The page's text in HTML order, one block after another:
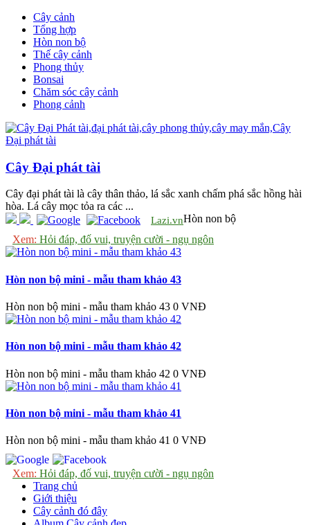
Cây cảnh
Tổng hợp
Hòn non bộ
Thế cây cảnh
Phong thủy
Bonsai
Chăm sóc cây cảnh
Phong cảnh
Cây Đại phát tài
Cây đại phát tài là cây thân thảo, lá sắc xanh chấm phá sắc hồng hài
hòa. Lá cây mọc tỏa ra các ...
Lazi.vn
Xem: Hỏi đáp, đố vui, truyện cười - ngụ ngôn
Hòn non bộ
Hòn non bộ mini - mẫu tham khảo 43
Hòn non bộ mini - mẫu tham khảo 43 0 VNĐ
Hòn non bộ mini - mẫu tham khảo 42
Hòn non bộ mini - mẫu tham khảo 42 0 VNĐ
Hòn non bộ mini - mẫu tham khảo 41
Hòn non bộ mini - mẫu tham khảo 41 0 VNĐ
Xem: Hỏi đáp, đố vui, truyện cười - ngụ ngôn
Trang chủ
Giới thiệu
Cây cảnh đó đây